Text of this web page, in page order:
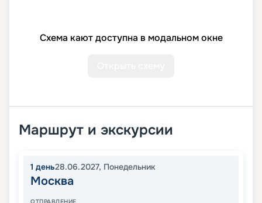
Схема кают доступна в модальном окне
Маршрут и экскурсии
1 день28.06.2027, Понедельник
Москва